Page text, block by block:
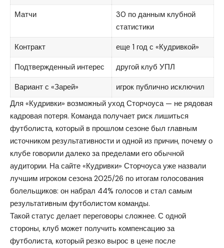
Матчи
30 по данным клубной
статистики
Контракт
еще 1 год с «Кудривкой»
Подтвержденный интерес
другой клуб УПЛ
Вариант с «Зарей»
игрок публично исключил
Для «Кудривки» возможный уход Сторчоуса — не рядовая
кадровая потеря. Команда получает риск лишиться
футболиста, который в прошлом сезоне был главным
источником результативности и одной из причин, почему о
клубе говорили далеко за пределами его обычной
аудитории. На сайте «Кудривки» Сторчоуса уже назвали
лучшим игроком сезона 2025/26 по итогам голосования
болельщиков: он набрал 44% голосов и стал самым
результативным футболистом команды.
Такой статус делает переговоры сложнее. С одной
стороны, клуб может получить компенсацию за
футболиста, который резко вырос в цене после